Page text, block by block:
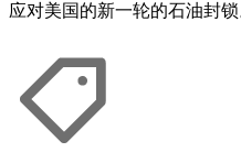
应对美国的新一轮的石油封锁